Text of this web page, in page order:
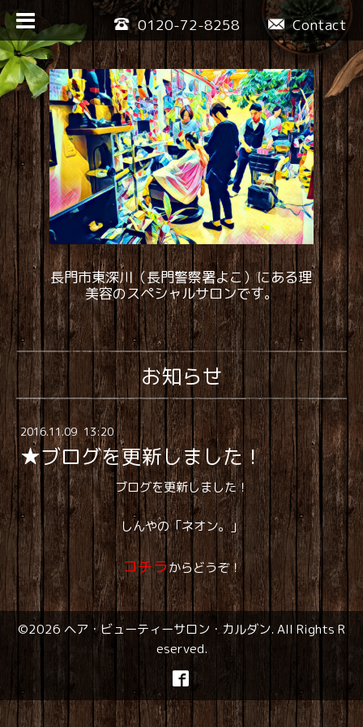
Contact
0120-72-8258
長門市東深川（長門警察署よこ）にある理
美容のスペシャルサロンです。
お知らせ
2016.11.09 13:20
★ブログを更新しました！
ブログを更新しました！
しんやの「ネオン。」
コチラからどうぞ！
©2026 ヘア・ビューティーサロン・カルダン. All Rights R
eserved.